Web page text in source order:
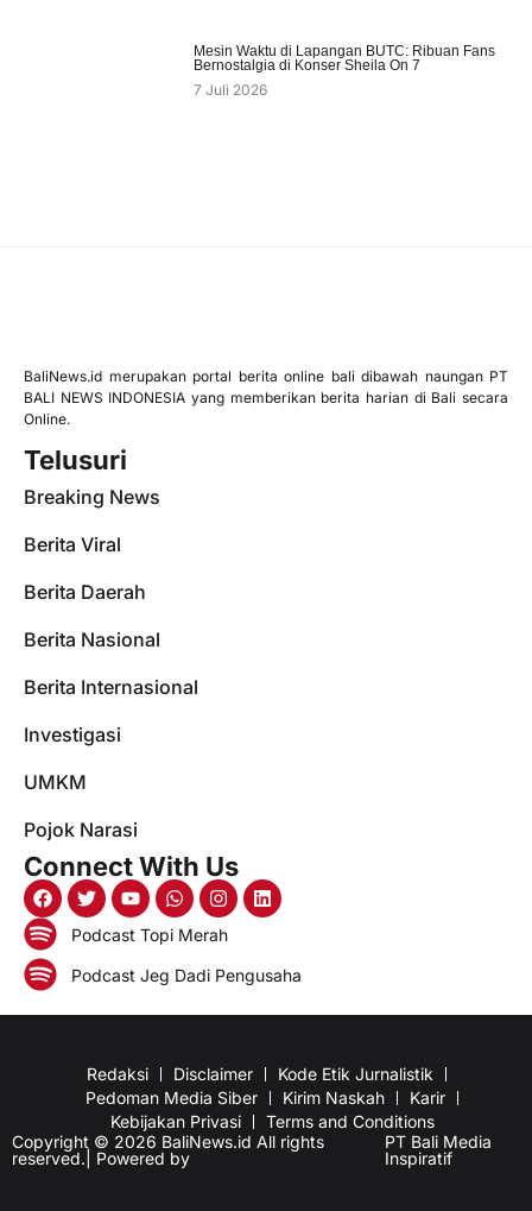
Mesin Waktu di Lapangan BUTC: Ribuan Fans
Bernostalgia di Konser Sheila On 7
7 Juli 2026
BaliNews.id merupakan portal berita online bali dibawah naungan PT
BALI NEWS INDONESIA yang memberikan berita harian di Bali secara
Online.
Telusuri
Breaking News
Berita Viral
Berita Daerah
Berita Nasional
Berita Internasional
Investigasi
UMKM
Pojok Narasi
Connect With Us
Podcast Topi Merah
Podcast Jeg Dadi Pengusaha
Redaksi Disclaimer
Kode Etik Jurnalistik
Pedoman Media Siber
Kirim Naskah
Karir
Kebijakan Privasi
Terms and Conditions
Copyright © 2026 BaliNews.id All rights
reserved.| Powered by
PT Bali Media
Inspiratif